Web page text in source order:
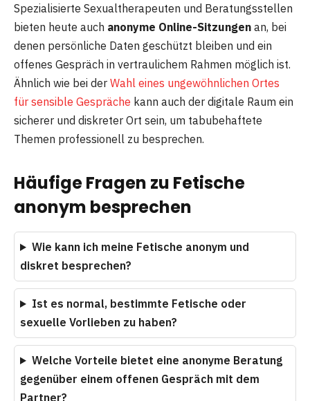
Spezialisierte Sexualtherapeuten und Beratungsstellen
bieten heute auch anonyme Online-Sitzungen an, bei
denen persönliche Daten geschützt bleiben und ein
offenes Gespräch in vertraulichem Rahmen möglich ist.
Ähnlich wie bei der Wahl eines ungewöhnlichen Ortes
für sensible Gespräche kann auch der digitale Raum ein
sicherer und diskreter Ort sein, um tabubehaftete
Themen professionell zu besprechen.
Häufige Fragen zu Fetische
anonym besprechen
Wie kann ich meine Fetische anonym und
diskret besprechen?
Ist es normal, bestimmte Fetische oder
sexuelle Vorlieben zu haben?
Welche Vorteile bietet eine anonyme Beratung
gegenüber einem offenen Gespräch mit dem
Partner?